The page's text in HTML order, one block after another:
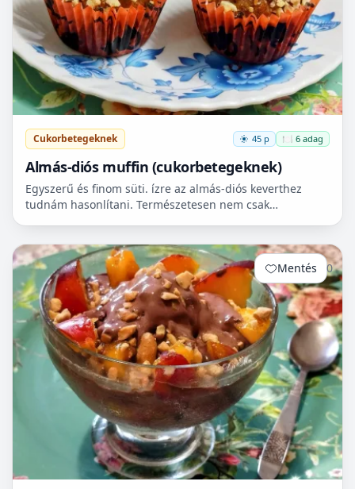
Cukorbetegeknek 45 p 🍽️ 6 adag
Almás-diós muffin (cukorbetegeknek)
Egyszerű és finom süti. ízre az almás-diós keverthez
tudnám hasonlítani. Természetesen nem csak
Mentés 0